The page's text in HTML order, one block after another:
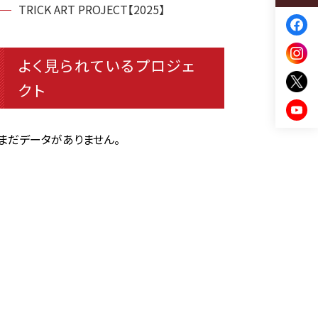
TRICK ART PROJECT【2025】
よく見られているプロジェ
クト
だデータがありません。